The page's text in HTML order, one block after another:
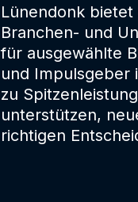
Lünendonk
Branchen- und
für ausgewählte
und Impulsgeber
zu
unterstützen,
richtigen